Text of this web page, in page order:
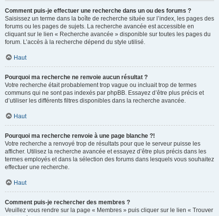
Comment puis-je effectuer une recherche dans un ou des forums ?
Saisissez un terme dans la boîte de recherche située sur l’index, les pages des
forums ou les pages de sujets. La recherche avancée est accessible en
cliquant sur le lien « Recherche avancée » disponible sur toutes les pages du
forum. L’accès à la recherche dépend du style utilisé.
Haut
Pourquoi ma recherche ne renvoie aucun résultat ?
Votre recherche était probablement trop vague ou incluait trop de termes
communs qui ne sont pas indexés par phpBB. Essayez d’être plus précis et
d’utiliser les différents filtres disponibles dans la recherche avancée.
Haut
Pourquoi ma recherche renvoie à une page blanche ?!
Votre recherche a renvoyé trop de résultats pour que le serveur puisse les
afficher. Utilisez la recherche avancée et essayez d’être plus précis dans les
termes employés et dans la sélection des forums dans lesquels vous souhaitez
effectuer une recherche.
Haut
Comment puis-je rechercher des membres ?
Veuillez vous rendre sur la page « Membres » puis cliquer sur le lien « Trouver